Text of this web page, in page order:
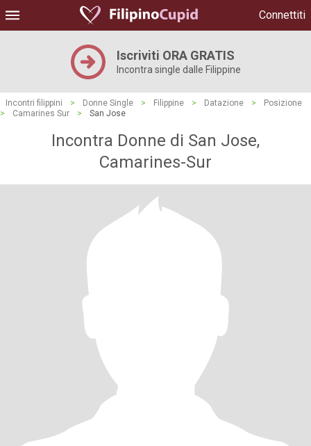
Connettiti
Iscriviti ORA GRATIS
Incontra single dalle Filippine
Incontri filippini > Donne Single > Filippine > Datazione >
Posizione
>
Camarines Sur > San Jose
Incontra Donne di San Jose,
Camarines-Sur